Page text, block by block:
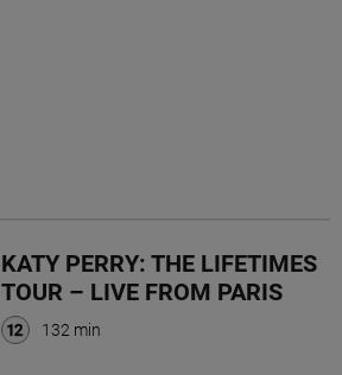
KATY PERRY: THE LIFETIMES
TOUR – LIVE FROM PARIS
132 min